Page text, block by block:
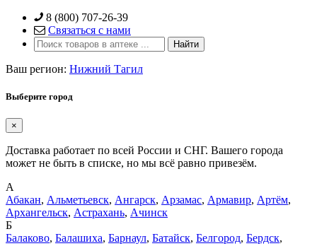
Skip
content
8 (800) 707-26-39
Связаться с нами
Ваш регион: Нижний Тагил
Выберите город
×
Доставка работает по всей России и СНГ. Вашего города
может не быть в списке, но мы всё равно привезём.
А
Абакан, Альметьевск, Ангарск, Арзамас, Армавир, Артём,
Архангельск, Астрахань, Ачинск
Б
Балаково, Балашиха, Барнаул, Батайск, Белгород, Бердск,